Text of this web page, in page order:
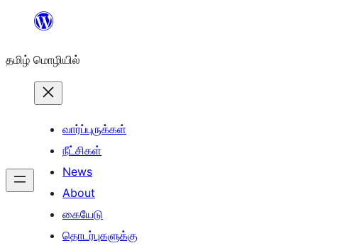
உள்ளடக்கத்திற்கு
தமிழ் மொழியில்
வார்ப்புருக்கள்
நீட்சிகள்
News
About
கையேடு
தொடர்புகளுக்கு